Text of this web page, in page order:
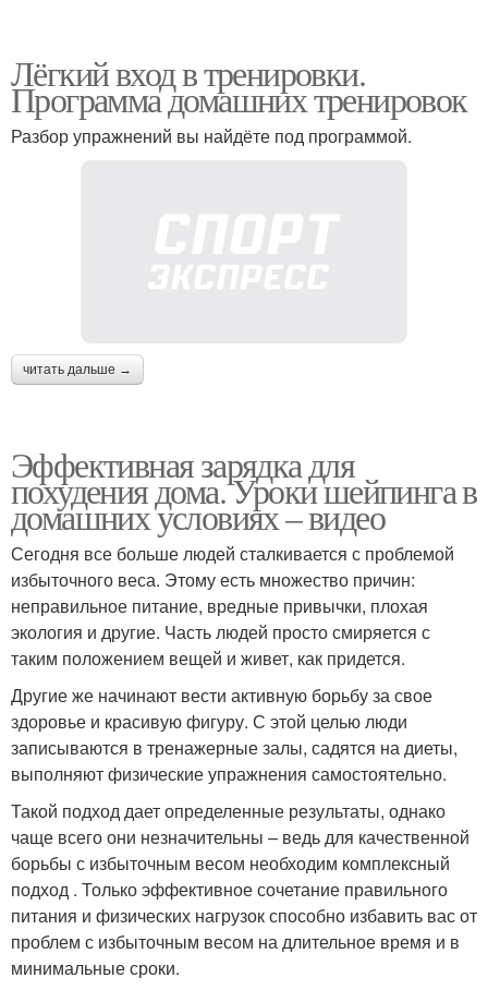
Лёгкий вход в тренировки.
Программа домашних тренировок
Разбор упражнений вы найдёте под программой.
читать дальше →
Эффективная зарядка для
похудения дома. Уроки шейпинга в
домашних условиях – видео
Сегодня все больше людей сталкивается с проблемой
избыточного веса. Этому есть множество причин:
неправильное питание, вредные привычки, плохая
экология и другие. Часть людей просто смиряется с
таким положением вещей и живет, как придется.
Другие же начинают вести активную борьбу за свое
здоровье и красивую фигуру. С этой целью люди
записываются в тренажерные залы, садятся на диеты,
выполняют физические упражнения самостоятельно.
Такой подход дает определенные результаты, однако
чаще всего они незначительны – ведь для качественной
борьбы с избыточным весом необходим комплексный
подход . Только эффективное сочетание правильного
питания и физических нагрузок способно избавить вас от
проблем с избыточным весом на длительное время и в
минимальные сроки.